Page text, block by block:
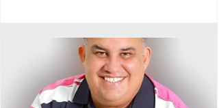
desgoverno, baixas de aliados, firulas do
gestor e sucessivos erros administrativos
são os ingredientes do que se tornou a
governança no município de